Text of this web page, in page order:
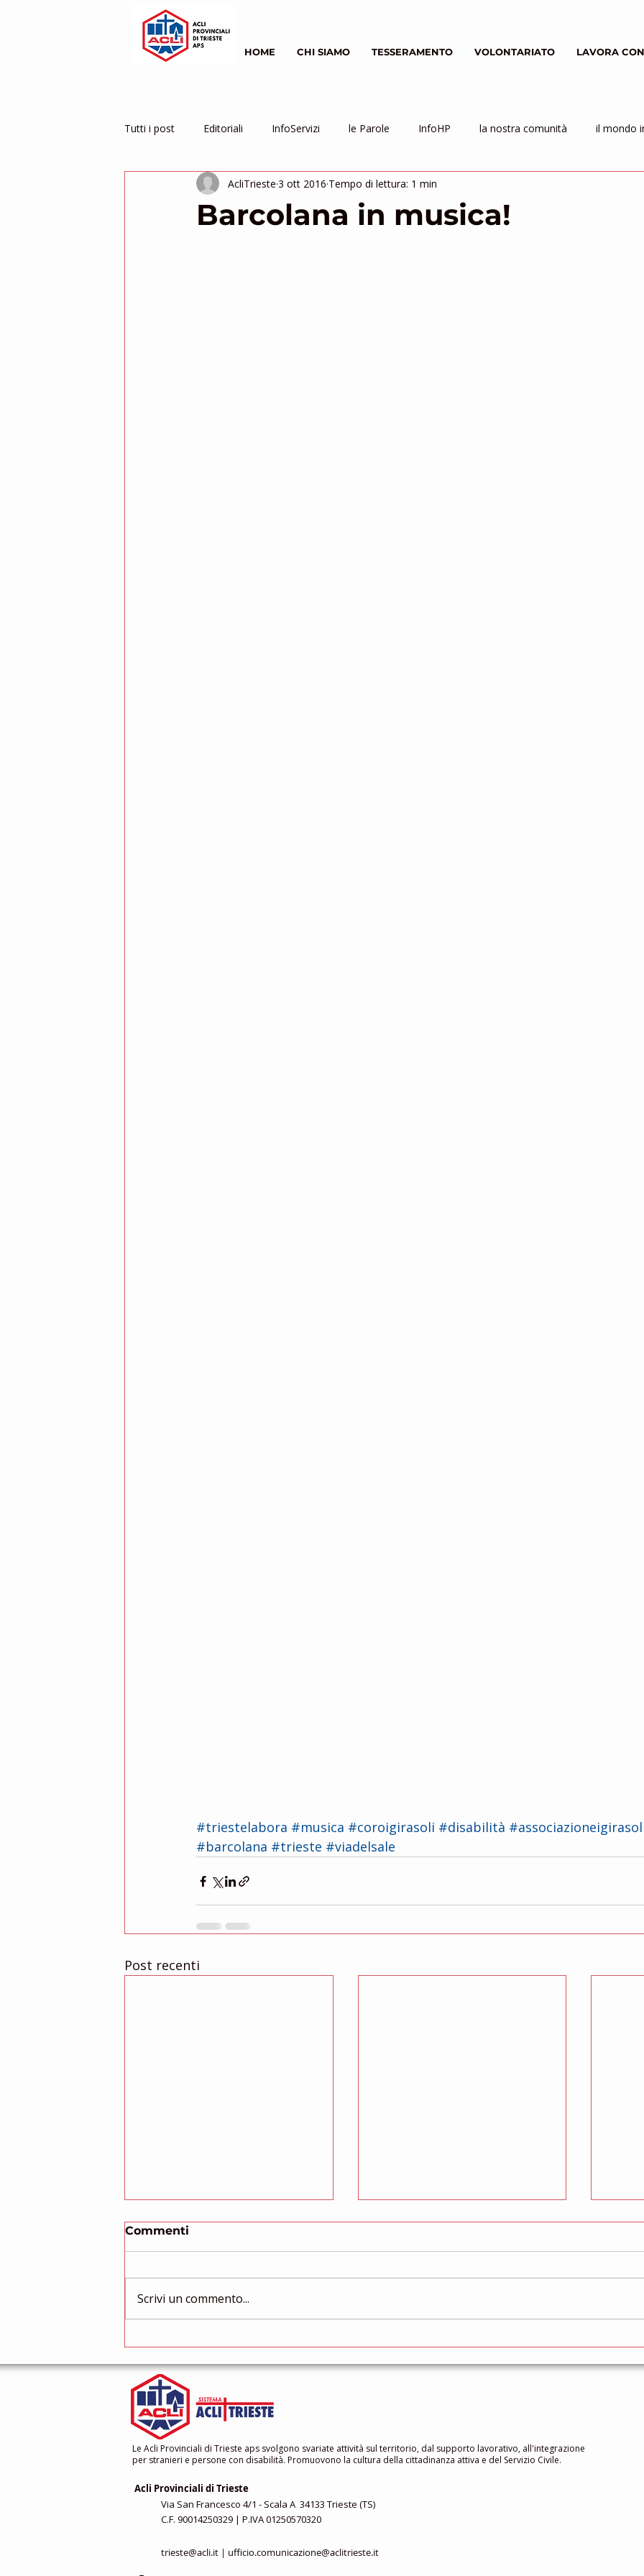
HOME CHI SIAMO TESSERAMENTO VOLONTARIATO LAVORA
Tutti i post Editoriali InfoServizi le Parole InfoHP la nostra comunità il mondo
Servizio Civile inziative
Barcolana in musica!
AcliTrieste 3 ott 2016 Tempo di lettura: 1 min
#triestelabora #musica #coroigirasoli #disabilità
#barcolana #trieste #viadelsale
Post recenti
Domenica 24 settembre
2023
non è più sicura e non è più
come una volta? Oggi più che
Commenti
Scrivi un commento...
Le Acli Provinciali di Trieste aps svolgono svariate attività sul territorio, dal supporto lavorativo, all'integrazione
per stranieri e persone con disabilità. Promuovono la cultura della cittadinanza attiva e del Servizio Civile.
Acli Provinciali di Trieste
Via San Francesco 4/1 - Scala A 34133 Trieste (TS)
C.F. 90014250329 | P.IVA 01250570320
trieste@acli.it | ufficio.comunicazione@aclitrieste.it